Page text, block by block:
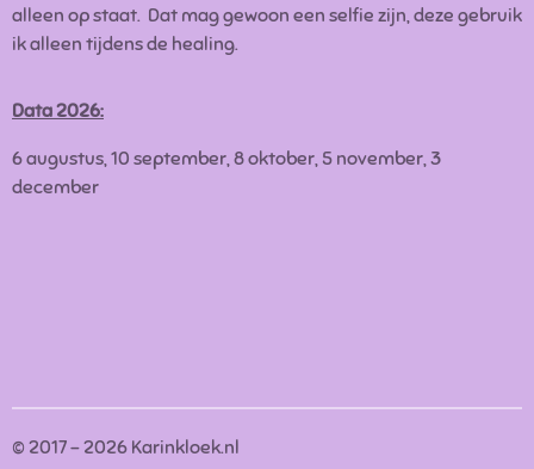
alleen op staat. Dat mag gewoon een selfie zijn, deze gebruik
ik alleen tijdens de healing.
Data 2026:
6 augustus, 10 september, 8 oktober, 5 november, 3
december
© 2017 - 2026 Karinkloek.nl